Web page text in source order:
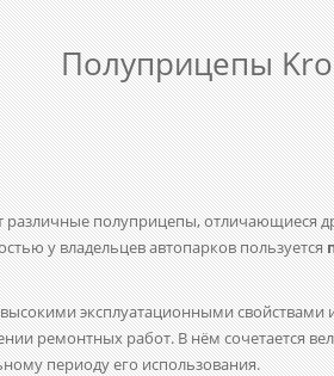
Полуприцепы
полуприцепы, отличающиеся
у владельцев автопарков пользуется
эксплуатационными
ремонтных работ. В нём сочетается
периоду его использования.